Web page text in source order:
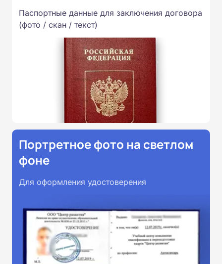
Паспортные данные для заключения договора
(фото / скан / текст)
Портретное фото на светлом
фоне
Для оформления удостоверения